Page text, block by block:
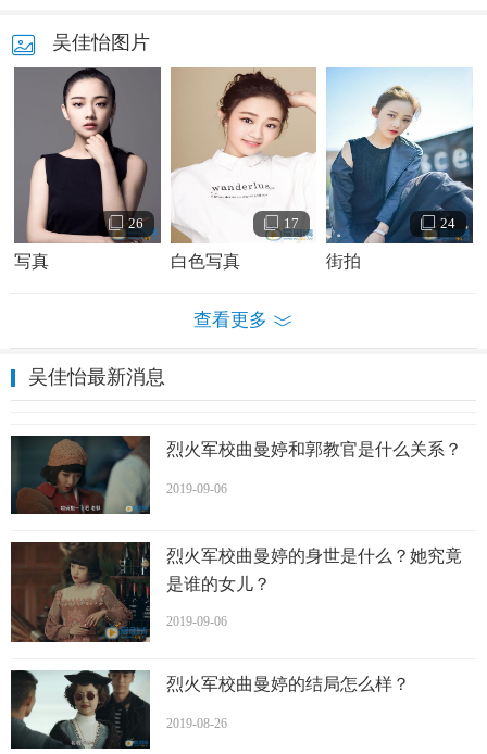
吴佳怡个人资料简介 吴佳怡写真
2013年8月，首次拍摄教育题材励志电影《甘露》，饰演一个
农村单亲家庭的孩子。
2015年2月，搭档李嘉明主演抗战故事电影《敌后文工队》，
饰演天真、善良的女战士唐惠玲；同年8月，与张博宇等合作
出演都市喜剧电影《非同小可》，饰演了一位
工女性；11月，凭借青春微电影《起风了》获得第三届“金海
吴佳怡图片
26
写真
17
白色写真
24
街拍
查看更多
吴佳怡最新消息
烈火军校曲曼婷和郭教官是什么关系？
2019-09-06
烈火军校曲曼婷的身世是什么？她究竟
是谁的女儿？
2019-09-06
烈火军校曲曼婷的结局怎么样？
2019-08-26